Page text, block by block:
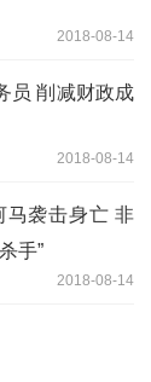
2018-08-14
员 削减财政成
2018-08-14
马袭击身亡 非
手”
2018-08-14